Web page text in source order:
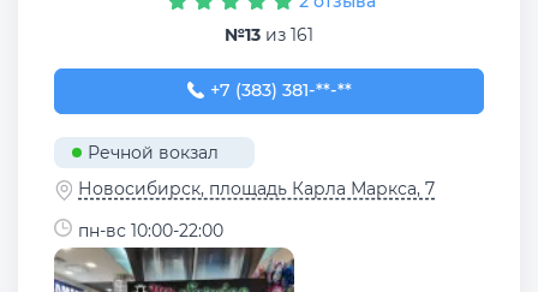
№13 из 161
+7 (383) 381-75-81
+7 (383) 381-**-**
Речной вокзал
Новосибирск, площадь Карла Маркса, 7
пн-вс 10:00-22:00